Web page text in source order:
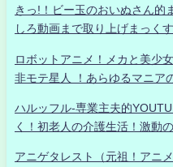
きっ!！ビー玉のおいぬさん
しろ動画まで取り上げまっくす
ロボットアニメ！メカと美少
非モテ星人 ！あらゆるマニア
ハルッフル-専業主夫的
く！初老人の介護生活！激動
アニゲタレスト（元祖！アニ